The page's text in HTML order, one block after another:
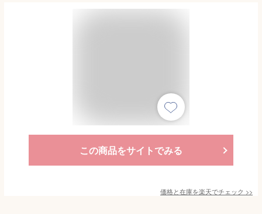
この商品をサイトでみる
価格と在庫を楽天でチェック >>